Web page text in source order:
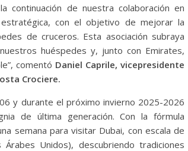
de nuestra colaboración en
estratégica, con el objetivo de mejorar la
de cruceros. Esta asociación subraya
huéspedes y, junto con Emirates,
comentó Daniel Caprile, vicepresidente
Crociere.
y durante el próximo invierno 2025-2026
de última generación. Con la fórmula
semana para visitar Dubai, con escala de
Unidos), descubriendo tradiciones